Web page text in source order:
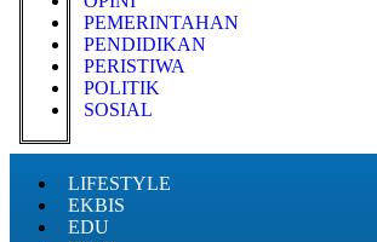
PEMERINTAHAN
PENDIDIKAN
PERISTIWA
POLITIK
SOSIAL
LIFESTYLE
EKBIS
EDU